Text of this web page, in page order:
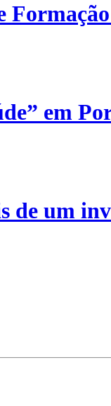
em
de um